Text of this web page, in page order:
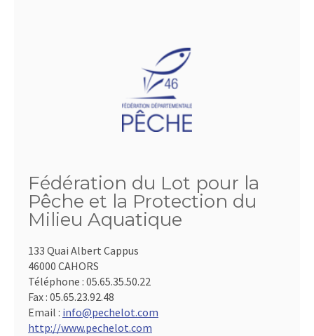
Fédération du Lot pour la
Pêche et la Protection du
Milieu Aquatique
133 Quai Albert Cappus
46000 CAHORS
Téléphone : 05.65.35.50.22
Fax : 05.65.23.92.48
Email : info@pechelot.com
http://www.pechelot.com